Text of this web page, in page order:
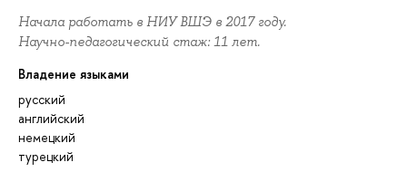
Начала работать в НИУ ВШЭ в 2017 году.
Научно-педагогический стаж: 11 лет.
Владение языками
русский
английский
немецкий
турецкий